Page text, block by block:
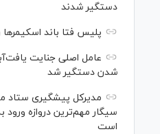
دستگیر شدند
پلیس فتا باند اسکیمر‌ها
عامل اصلی جنایت
شدن دستگیر شد
مدیرکل پیشگیری ستاد
سیگار مهم‌ترین دروازه
است